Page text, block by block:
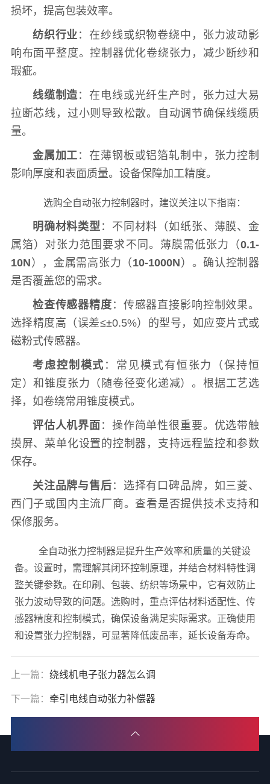
损坏，提高包装效率。
纺织行业 ：在纱线或织物卷绕中，张力波动影
响布面平整度。控制器优化卷绕张力，减少断纱和
瑕疵。
线缆制造：在电线或光纤生产时，张力过大易
拉断芯线，过小则导致松散。自动调节确保线缆质
量。
金属加工 ：在薄钢板或铝箔轧制中，张力控制
影响厚度和表面质量。设备保障加工精度。
选购全自动张力控制器时，建议关注以下指南：
明确材料类型 ：不同材料（如纸张、薄膜、金
属箔）对张力范围要求不同。薄膜需低张力（0.1-
10N ），金属需高张力（ 10-1000N ）。确认控制器
是否覆盖您的需求。
检查传感器精度 ：传感器直接影响控制效果。
选择精度高（误差≤±0.5%）的型号，如应变片式或
磁粉式传感器。
考虑控制模式 ：常见模式有恒张力（保持恒
定）和锥度张力（随卷径变化递减）。根据工艺选
择，如卷绕常用锥度模式。
评估人机界面 ：操作简单性很重要。优选带触
摸屏、菜单化设置的控制器，支持远程监控和参数
保存。
关注品牌与售后 ：选择有口碑品牌，如三菱、
西门子或国内主流厂商。查看是否提供技术支持和
保修服务。
全自动张力控制器是提升生产效率和质量的关键设
备。设置时，需理解其闭环控制原理，并结合材料特性调
整关键参数。在印刷、包装、纺织等场景中，它有效防止
张力波动导致的问题。选购时，重点评估材料适配性、传
感器精度和控制模式，确保设备满足实际需求。正确使用
和设置张力控制器，可显著降低废品率，延长设备寿命。
上一篇： 绕线机电子张力器怎么调
下一篇： 牵引电线自动张力补偿器